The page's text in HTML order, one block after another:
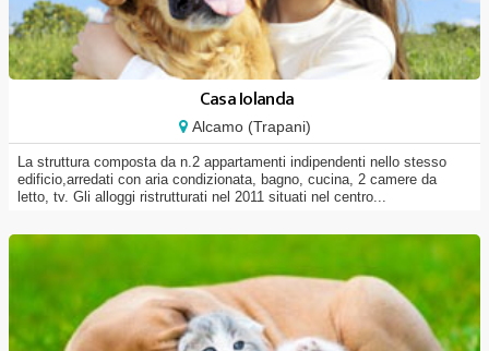
Casa Iolanda
Alcamo (Trapani)
La struttura composta da n.2 appartamenti indipendenti nello stesso
edificio,arredati con aria condizionata, bagno, cucina, 2 camere da
letto, tv. Gli alloggi ristrutturati nel 2011 situati nel centro...